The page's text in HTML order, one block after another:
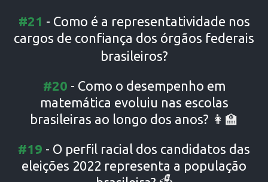
#21 - Como é a representatividade nos
cargos de confiança dos órgãos federais
brasileiros?
#20 - Como o desempenho em
matemática evoluiu nas escolas
brasileiras ao longo dos anos? 👩‍🏫
#19 - O perfil racial dos candidatos das
eleições 2022 representa a população